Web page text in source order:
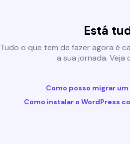
Está
Tudo o que tem de fazer agora é
a sua jornada. Veja
Como posso migrar
Como instalar o WordPress